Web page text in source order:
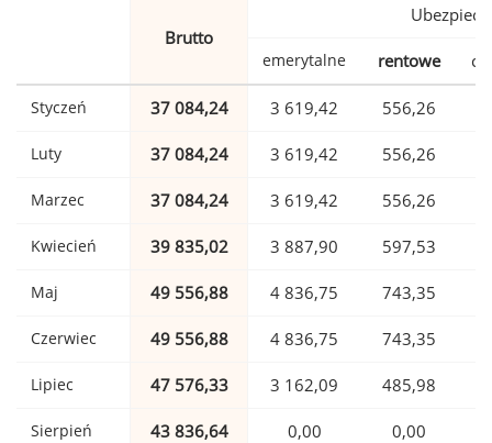
Brutto
emerytalne rentowe
Styczeń 37 084,24 3 619,42 556,26
Luty 37 084,24 3 619,42 556,26
Marzec 37 084,24 3 619,42 556,26
Kwiecień 39 835,02 3 887,90 597,53
Maj 49 556,88 4 836,75 743,35
Czerwiec 49 556,88 4 836,75 743,35
Lipiec 47 576,33 3 162,09 485,98
Sierpień 43 836,64 0,00 0,00